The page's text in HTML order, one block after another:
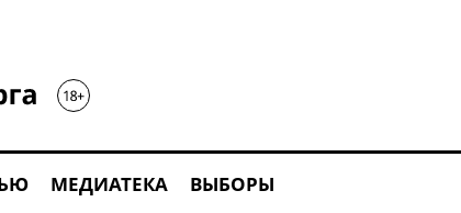
МЕДИАТЕКА ВЫБОРЫ